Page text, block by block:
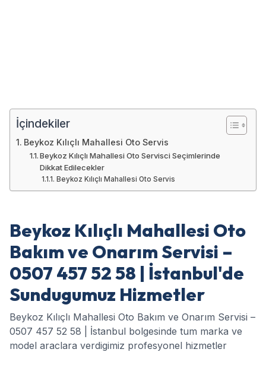
İçindekiler
Beykoz Kılıçlı Mahallesi Oto Servis
Beykoz Kılıçlı Mahallesi Oto Servisci Seçimlerinde
Dikkat Edilecekler
Beykoz Kılıçlı Mahallesi Oto Servis
Beykoz Kılıçlı Mahallesi Oto
Bakım ve Onarım Servisi –
0507 457 52 58 | İstanbul'de
Sundugumuz Hizmetler
Beykoz Kılıçlı Mahallesi Oto Bakım ve Onarım Servisi –
0507 457 52 58 | İstanbul bolgesinde tum marka ve
model araclara verdigimiz profesyonel hizmetler